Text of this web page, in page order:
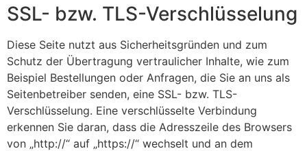
SSL- bzw. TLS-Verschlüsselung
Diese Seite nutzt aus Sicherheitsgründen und zum
Schutz der Übertragung vertraulicher Inhalte, wie zum
Beispiel Bestellungen oder Anfragen, die Sie an uns als
Seitenbetreiber senden, eine SSL- bzw. TLS-
Verschlüsselung. Eine verschlüsselte Verbindung
erkennen Sie daran, dass die Adresszeile des Browsers
von „http://“ auf „https://“ wechselt und an dem